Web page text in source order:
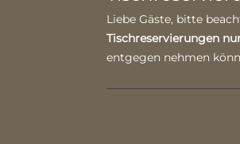
Liebe Gäste, bitte
Tischreservierungen
entgegen nehmen